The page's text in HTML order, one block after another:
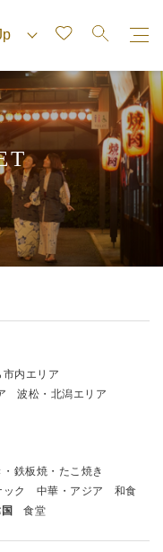
市内エリア
波松・北潟エリア
鉄板焼・たこ焼き
ク 中華・アジア
和食
食堂